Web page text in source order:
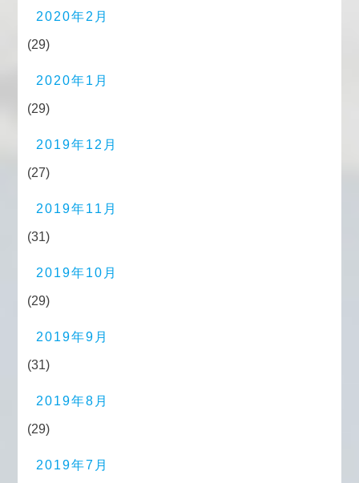
2020年2月
(29)
2020年1月
(29)
2019年12月
(27)
2019年11月
(31)
2019年10月
(29)
2019年9月
(31)
2019年8月
(29)
2019年7月